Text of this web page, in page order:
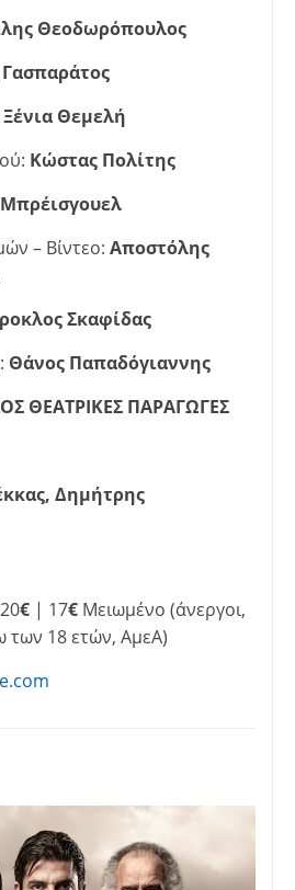
Θεοδωρόπουλος
Ξένια Θεμελή
Κώστας Πολίτης
– Βίντεο: Αποστόλης
Σκαφίδας
Θάνος Παπαδόγιαννης
ΘΕΑΤΡΙΚΕΣ ΠΑΡΑΓΩΓΕΣ
Δημήτρης
€ | 17€ Μειωμένο (άνεργοι,
των 18 ετών, ΑμεΑ)